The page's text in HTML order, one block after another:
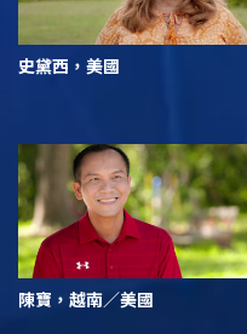
史黛西，美國
陳寶，越南／美國